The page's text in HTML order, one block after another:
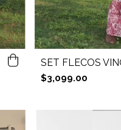
SET FLECOS
$3,099.00